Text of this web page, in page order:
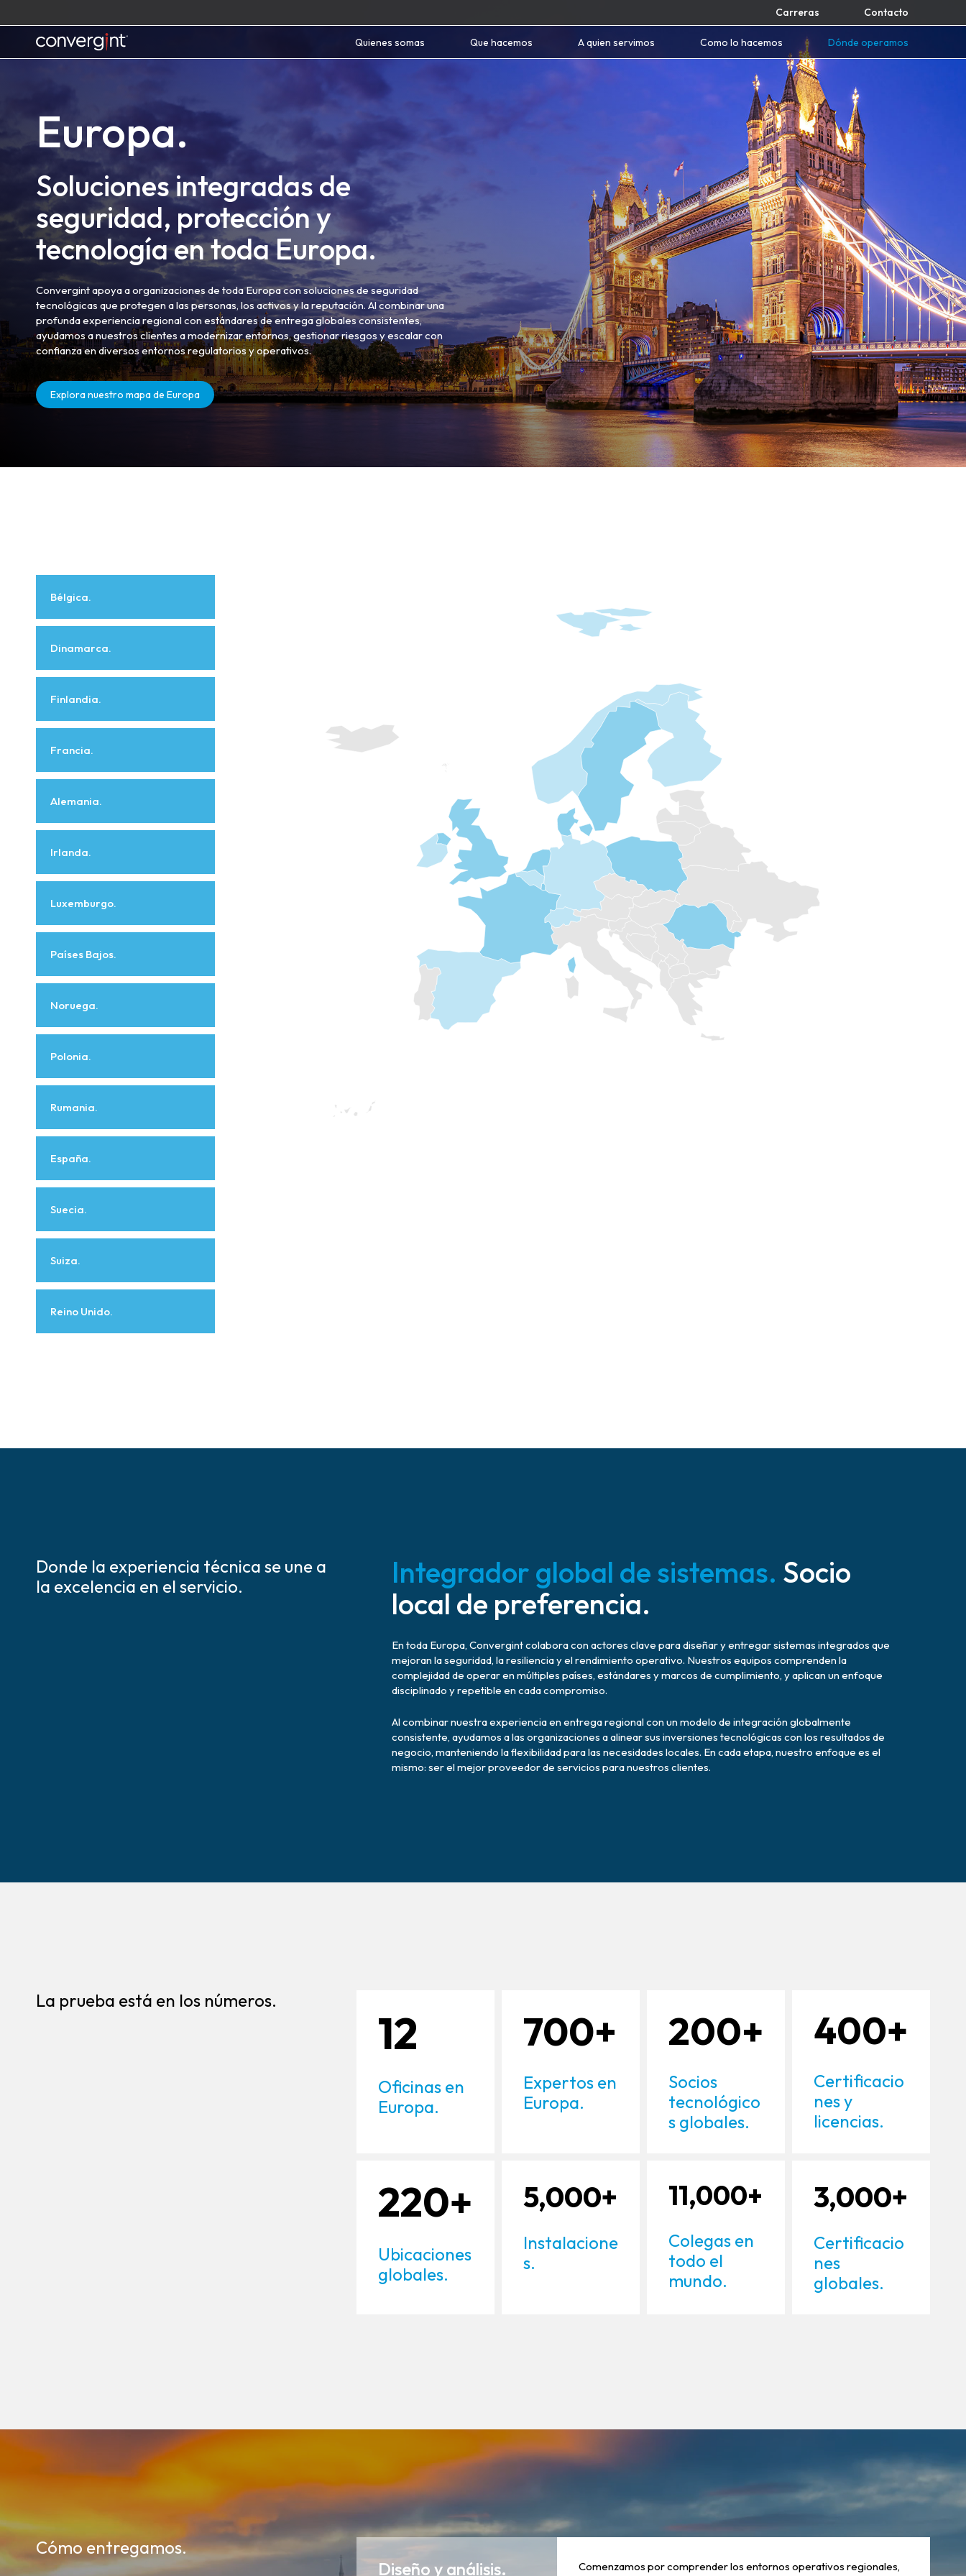
to
Carreras Contacto
Home Quienes somas Que hacemos A quien servimos Como lo hacemos Dónde operamos
Europa.
Soluciones integradas de
seguridad, protección y
tecnología en toda Europa.
Convergint apoya a organizaciones de toda Europa con soluciones de seguridad
tecnológicas que protegen a las personas, los activos y la reputación. Al combinar una
profunda experiencia regional con estándares de entrega globales consistentes,
ayudamos a nuestros clientes a modernizar entornos, gestionar riesgos y escalar con
confianza en diversos entornos regulatorios y operativos.
Explora nuestro mapa de Europa
Bélgica.
Dinamarca.
Finlandia.
Francia.
Alemania.
Irlanda.
Luxemburgo.
Países Bajos.
Noruega.
Polonia.
Rumania.
España.
Suecia.
Suiza.
Reino Unido.
Donde la experiencia técnica se une a
la excelencia en el servicio.
Integrador global de sistemas. Socio
local de preferencia.
En toda Europa, Convergint colabora con actores clave para diseñar y entregar sistemas integrados que
mejoran la seguridad, la resiliencia y el rendimiento operativo. Nuestros equipos comprenden la
complejidad de operar en múltiples países, estándares y marcos de cumplimiento, y aplican un enfoque
disciplinado y repetible en cada compromiso.
Al combinar nuestra experiencia en entrega regional con un modelo de integración globalmente
consistente, ayudamos a las organizaciones a alinear sus inversiones tecnológicas con los resultados de
negocio, manteniendo la flexibilidad para las necesidades locales. En cada etapa, nuestro enfoque es el
mismo: ser el mejor proveedor de servicios para nuestros clientes.
La prueba está en los números.
12
Oficinas en
Europa.
700+
Expertos en
Europa.
200+
Socios
tecnológico
s globales.
400+
Certificacio
nes y
licencias.
220+
Ubicaciones
globales.
5,000+
Instalacione
s.
11,000+
Colegas en
todo el
mundo.
3,000+
Certificacio
nes
globales.
Cómo entregamos.
Diseño y análisis.
Comenzamos por comprender los entornos operativos regionales,